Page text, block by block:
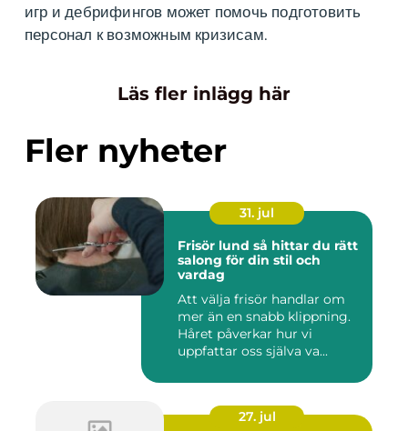
игр и дебрифингов может помочь подготовить
персонал к возможным кризисам.
Läs fler inlägg här
Fler nyheter
31. jul
Frisör lund så hittar du rätt
salong för din stil och
vardag
Att välja frisör handlar om
mer än en snabb klippning.
Håret påverkar hur vi
uppfattar oss själva va...
27. jul